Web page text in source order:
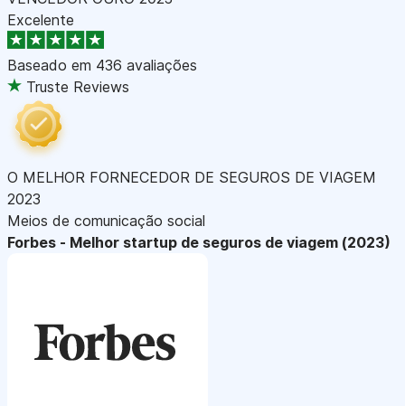
Excelente
Baseado em 436 avaliações
Truste Reviews
O MELHOR FORNECEDOR DE SEGUROS DE VIAGEM
2023
Meios de comunicação social
Forbes - Melhor startup de seguros de viagem (2023)